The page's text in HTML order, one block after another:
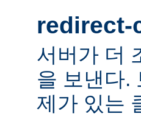
redirect-
서버가 더
을 보낸다.
제가 있는